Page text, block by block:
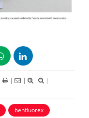
| |
|
benfluorex